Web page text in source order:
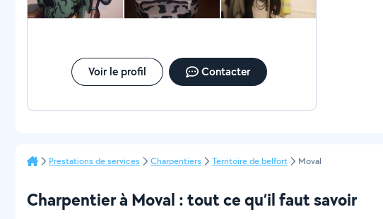
Voir le profil Contacter
Prestations de services Charpentiers Territoire de belfort Moval
Charpentier à Moval : tout ce qu’il faut savoir